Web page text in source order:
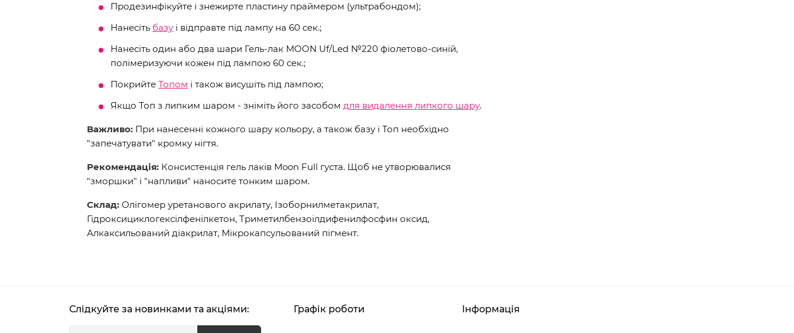
Продезинфікуйте і знежирте пластину праймером (ультрабондом);
Нанесіть базу і відправте під лампу на 60 сек.;
Нанесіть один або два шари Гель-лак MOON Uf/Led №220 фіолетово-синій,
полімеризуючи кожен під лампою 60 сек.;
Покрийте Топом і також висушіть під лампою;
Якщо Топ з липким шаром - зніміть його засобом для видалення липкого шару.
Важливо: При нанесенні кожного шару кольору, а також базу і Топ необхідно
"запечатувати" кромку нігтя.
Рекомендація: Консистенція гель лаків Moon Full густа. Щоб не утворювалися
"зморшки" і "напливи" наносите тонким шаром.
Склад: Олігомер уретанового акрилату, Ізоборнилметакрилат,
Гідроксициклогексілфенілкетон, Триметилбензоілдифенилфосфин оксид,
Алкаксильований діакрилат, Мікрокапсульований пігмент.
Слідкуйте за новинками та акціями: Графік роботи Інформація